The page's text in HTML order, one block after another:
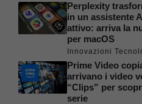
Perplexity
in un assistente
attivo: arriva la
per macOS
Innovazioni
Prime Video
arrivano i video
“Clips” per
serie